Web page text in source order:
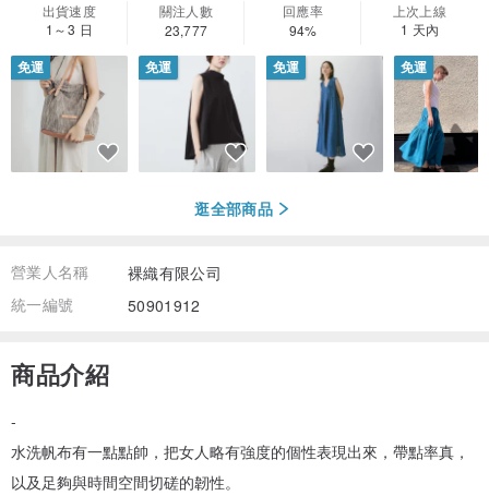
出貨速度
1～3 日
關注人數
23,777
回應率
94%
上次上線
1 天內
免運 免運 免運 免運
逛全部商品
營業人名稱
裸織有限公司
統一編號
50901912
商品介紹
-
水洗帆布有一點點帥，把女人略有強度的個性表現出來，帶點率真，
以及足夠與時間空間切磋的韌性。